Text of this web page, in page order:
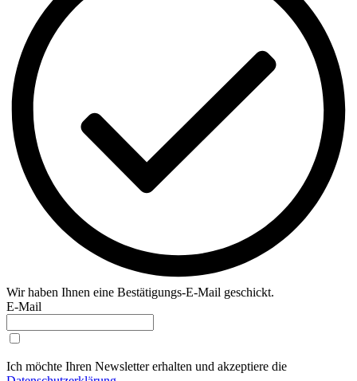
Wir haben Ihnen eine Bestätigungs-E-Mail geschickt.
E-Mail
Ich möchte Ihren Newsletter erhalten und akzeptiere die